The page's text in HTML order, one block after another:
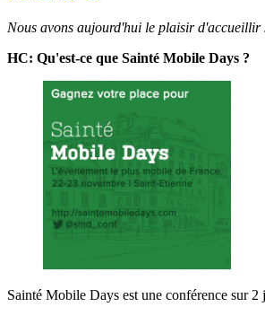
Nous avons aujourd'hui le plaisir d'accueillir
HC: Qu'est-ce que Sainté Mobile Days ?
Sainté Mobile Days est une conférence sur